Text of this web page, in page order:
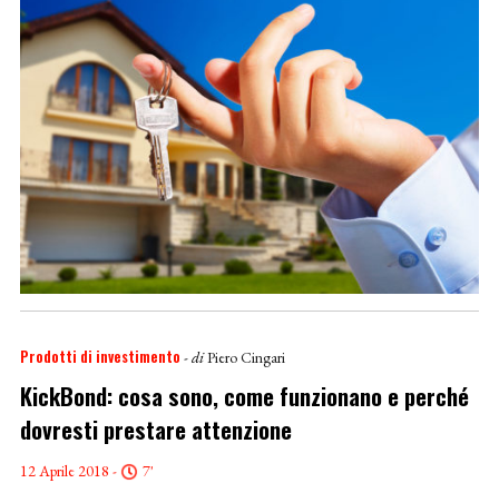
Prodotti di investimento - diPiero Cingari
KickBond: cosa sono, come funzionano e perché
dovresti prestare attenzione
12 Aprile 2018 - 7'